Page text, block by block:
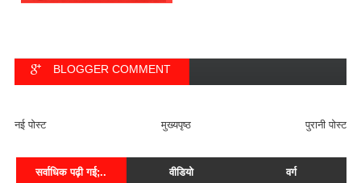
BLOGGER COMMENT
नई पोस्ट पुरानी पोस्ट
मुख्यपृष्ठ
सर्वाधिक पढ़ी गई;.. वीडियो वर्ग